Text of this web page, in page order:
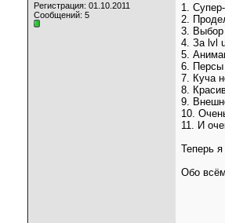
Регистрация: 01.10.2011
Сообщений: 5
1.
2.
3. Выбор
4. За lvl
5.
6. Персы
7. Куча
8.
9.
10.
11. И
Теперь
Обо